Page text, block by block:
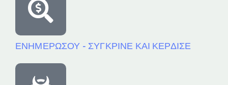
ΕΝΗΜΕΡΩΣΟΥ - ΣΥΓΚΡΙΝΕ ΚΑΙ ΚΕΡΔΙΣΕ